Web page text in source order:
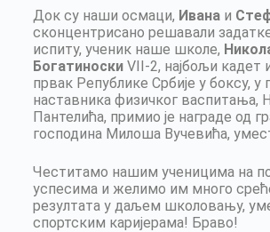
Док су наши осмаци, Иванаи
сконцентрисано решавали
испиту, ученик наше школе,
БогатиноскиVII-2, најбољи кадет
првак Републике Србије у боксу, у
наставника физичког васпитања,
Пантелића, примио је награде од
господина Милоша Вучевића,
Честитамо нашим ученицима на
успесима и желимо им много
резултата у даљем школовању,
спортским каријерама! Браво!